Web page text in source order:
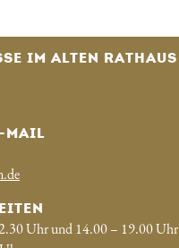
IM ALTEN RATHAUS
MAIL
Uhr und 14.00 – 19.00 Uhr